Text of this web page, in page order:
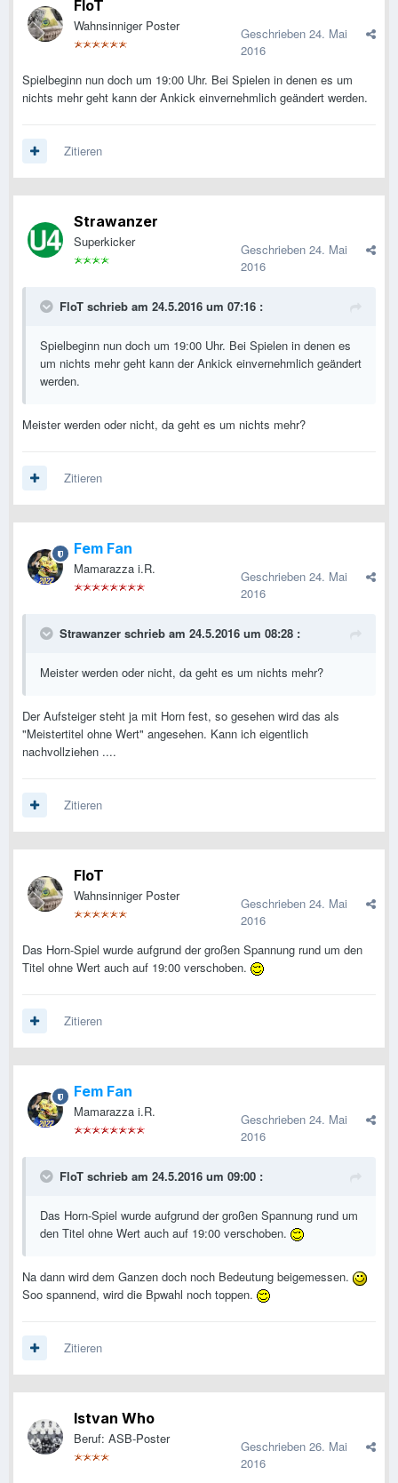
FloT
Wahnsinniger Poster Geschrieben 24. Mai
2016
Spielbeginn nun doch um 19:00 Uhr. Bei Spielen in denen es um
nichts mehr geht kann der Ankick einvernehmlich geändert werden.
Zitieren
Strawanzer
Superkicker Geschrieben 24. Mai
2016
FloT schrieb am 24.5.2016 um 07:16 :
Spielbeginn nun doch um 19:00 Uhr. Bei Spielen in denen es
um nichts mehr geht kann der Ankick einvernehmlich geändert
werden.
Meister werden oder nicht, da geht es um nichts mehr?
Zitieren
Fem Fan
Mamarazza i.R. Geschrieben 24. Mai
2016
Strawanzer schrieb am 24.5.2016 um 08:28 :
Meister werden oder nicht, da geht es um nichts mehr?
Der Aufsteiger steht ja mit Horn fest, so gesehen wird das als
"Meistertitel ohne Wert" angesehen. Kann ich eigentlich
nachvollziehen ....
Zitieren
FloT
Wahnsinniger Poster Geschrieben 24. Mai
2016
Das Horn-Spiel wurde aufgrund der großen Spannung rund um den
Titel ohne Wert auch auf 19:00 verschoben.
Zitieren
Fem Fan
Mamarazza i.R. Geschrieben 24. Mai
2016
FloT schrieb am 24.5.2016 um 09:00 :
Das Horn-Spiel wurde aufgrund der großen Spannung rund um
den Titel ohne Wert auch auf 19:00 verschoben.
Na dann wird dem Ganzen doch noch Bedeutung beigemessen.
Soo spannend, wird die Bpwahl noch toppen.
Zitieren
Istvan Who
Beruf: ASB-Poster Geschrieben 26. Mai
2016